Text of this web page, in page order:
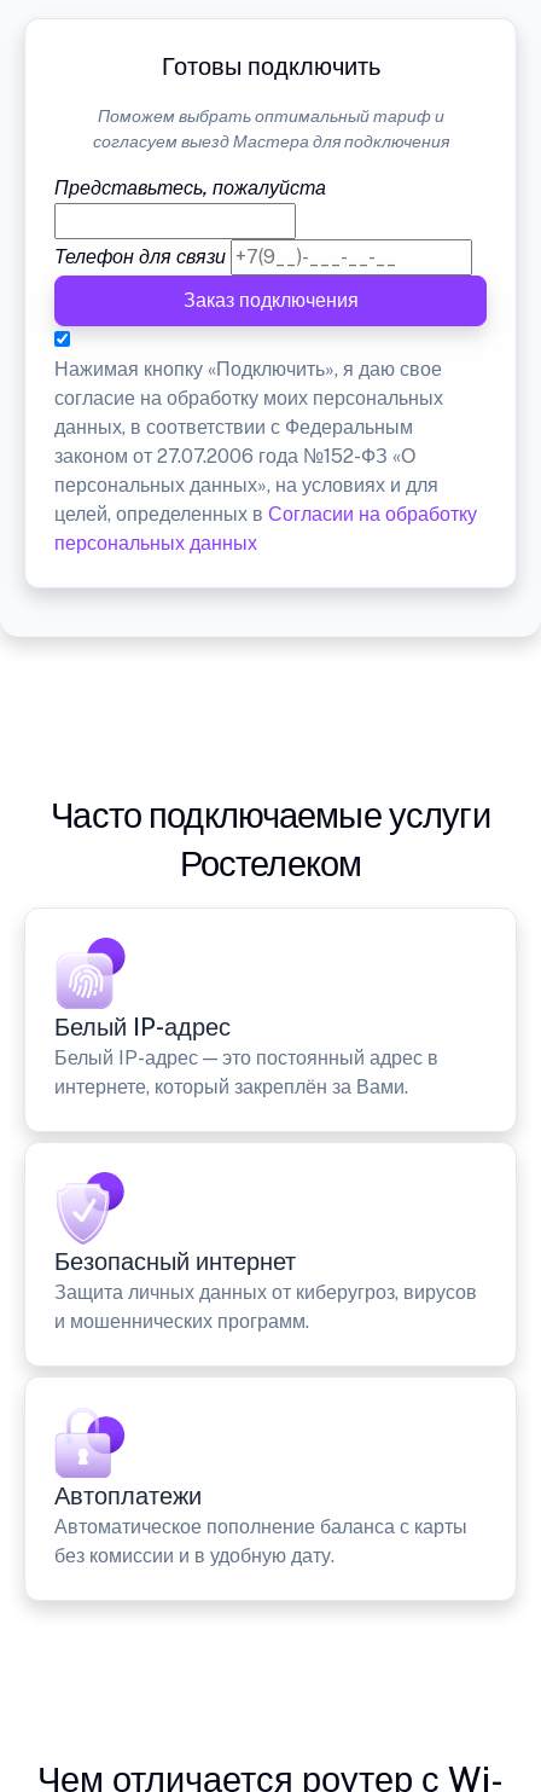
Готовы подключить
Поможем выбрать оптимальный тариф и
согласуем выезд Мастера для подключения
Представьтесь, пожалуйста
Телефон для связи
Заказ подключения
Нажимая кнопку «Подключить», я даю свое
согласие на обработку моих персональных
данных, в соответствии с Федеральным
законом от 27.07.2006 года №152-ФЗ «О
персональных данных», на условиях и для
целей, определенных в Согласии на обработку
персональных данных
Часто подключаемые услуги
Ростелеком
Белый IP-адрес
Белый IP-адрес — это постоянный адрес в
интернете, который закреплён за Вами.
Безопасный интернет
Защита личных данных от киберугроз, вирусов
и мошеннических программ.
Автоплатежи
Автоматическое пополнение баланса с карты
без комиссии и в удобную дату.
Чем отличается роутер с Wi-